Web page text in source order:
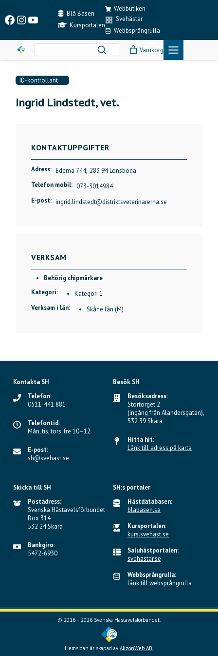
content
Facebook
Instagram
YouTubeBlå Basen
Kursportalen
Webbutiken
Svehästar
Webbsprångrulla
Varukorg
ID-kontrollant
Ingrid Lindstedt, vet.
KONTAKTUPPGIFTER
Adress: Edema 744, 283 94 Lönsboda
Telefon mobil: 073-3014984
E-post: ingrid.lindstedt@distriktsveterinarerna.se
VERKSAM
Behörig chipmärkare
Kategori:
Kategori 1
Verksam i län:
Skåne län (M)
Kontakta SH
Telefon:
0511-441 881
Telefontid:
Mån, tis, tors, fre 10–12
E-post:
sh@svehast.se
Besök SH
Besöksadress:
Stortorget 2
(ingång från Alandersgatan),
532 39 Skara
Hitta hit:
Länk till adress på karta
Skicka till SH
Postadress:
Svenska Hästavelsförbundet
Box 314
532 24 Skara
Bankgiro:
5472-6930
SH:s portaler
Hästdatabasen:
blabasen.se
Kursportalen:
kurs.svehast.se
Saluhästportalen:
svehastar.se
Webbsprångrulla:
länk till websprångrulla
© 2016 – 2026 Svenska Hästavelsförbundet.
Hemsidan är skapad av AlizonWeb AB.